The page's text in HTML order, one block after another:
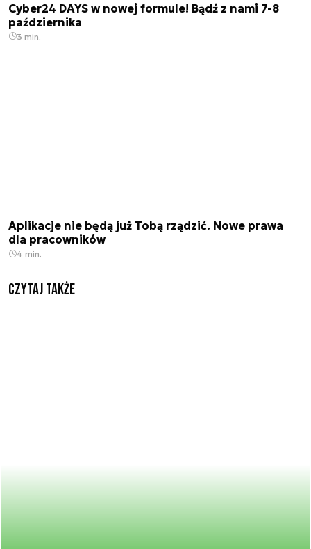
Cyber24 DAYS w nowej formule! Bądź z nami 7-8
października
3 min.
Aplikacje nie będą już Tobą rządzić. Nowe prawa
dla pracowników
4 min.
Czytaj także